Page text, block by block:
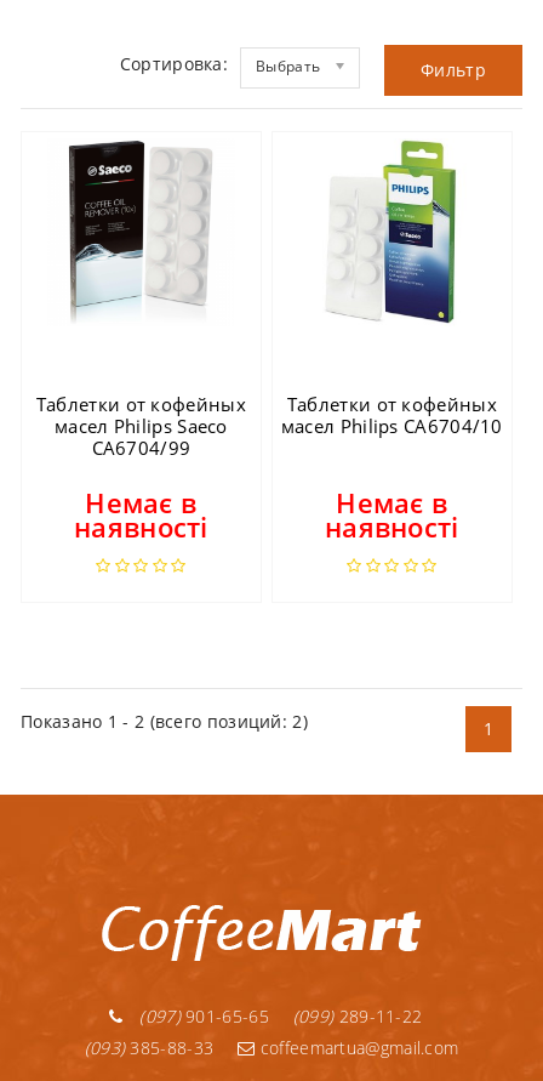
Сортировка: Выбрать Фильтр
Таблетки от кофейных
масел Philips Saeco
CA6704/99
Немає в
наявності
Таблетки от кофейных
масел Philips CA6704/10
Немає в
наявності
1
Показано 1 - 2 (всего позиций:2)
(097)901-65-65 (099)289-11-22
(093)385-88-33 coffeemartua@gmail.com